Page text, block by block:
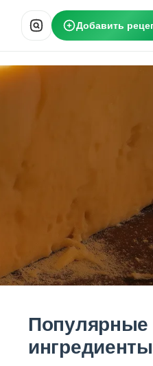
Добавить
Популярные
ингредиенты